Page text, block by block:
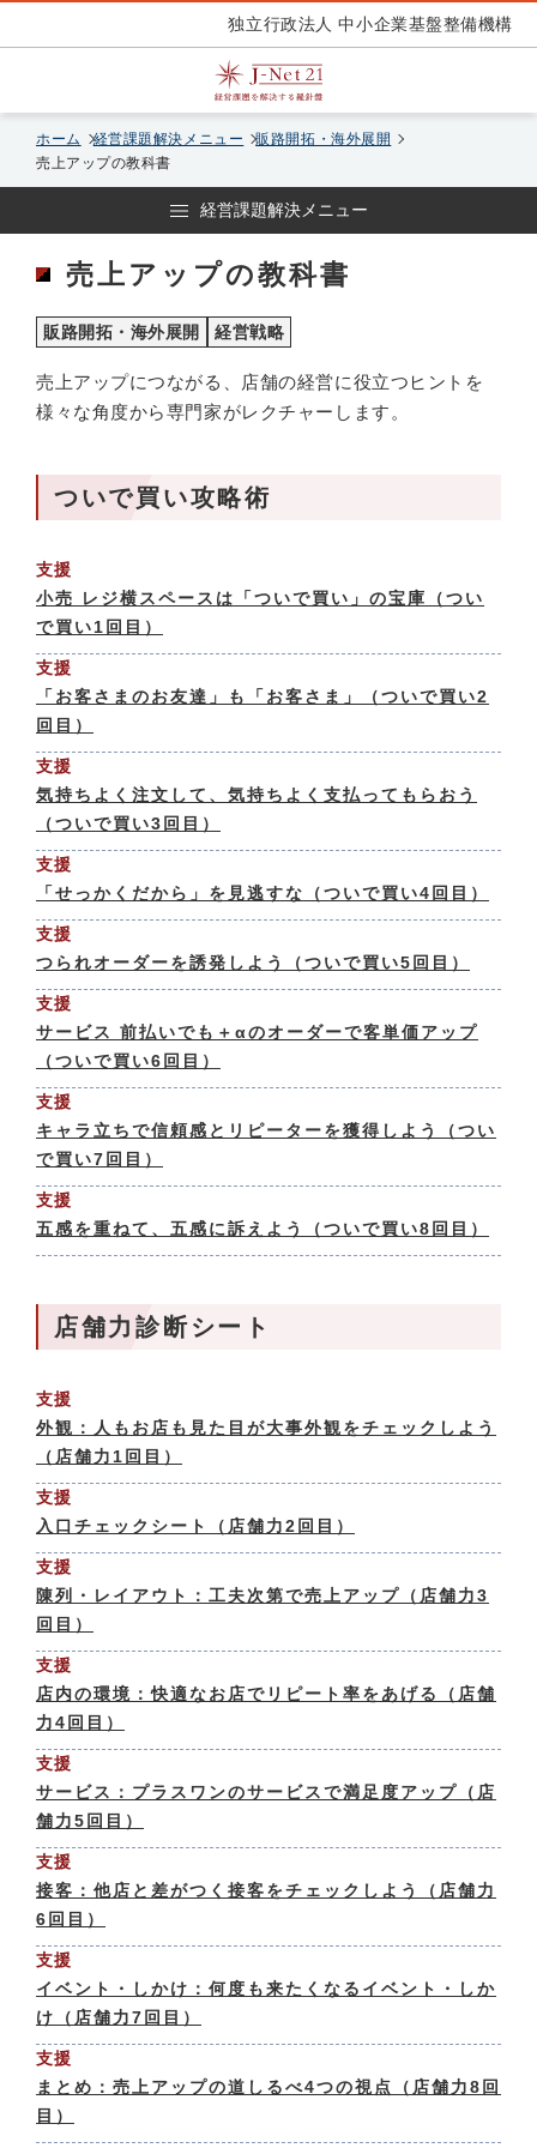
独立行政法人 中小企業基盤整備機構
ホーム 経営課題解決メニュー
販路開拓・海外展開
売上アップの教科書
経営課題解決メニュー
売上アップの教科書
販路開拓・海外展開 経営戦略
売上アップにつながる、店舗の経営に役立つヒントを
様々な角度から専門家がレクチャーします。
ついで買い攻略術
支援
小売 レジ横スペースは「ついで買い」の宝庫（つい
で買い1回目）
支援
「お客さまのお友達」も「お客さま」（ついで買い2
回目）
支援
気持ちよく注文して、気持ちよく支払ってもらおう
（ついで買い3回目）
支援
「せっかくだから」を見逃すな（ついで買い4回目）
支援
つられオーダーを誘発しよう（ついで買い5回目）
支援
サービス 前払いでも＋αのオーダーで客単価アップ
（ついで買い6回目）
支援
キャラ立ちで信頼感とリピーターを獲得しよう（つい
で買い7回目）
支援
五感を重ねて、五感に訴えよう（ついで買い8回目）
店舗力診断シート
支援
外観：人もお店も見た目が大事外観をチェックしよう
（店舗力1回目）
支援
入口チェックシート（店舗力2回目）
支援
陳列・レイアウト：工夫次第で売上アップ（店舗力3
回目）
支援
店内の環境：快適なお店でリピート率をあげる（店舗
力4回目）
支援
サービス：プラスワンのサービスで満足度アップ（店
舗力5回目）
支援
接客：他店と差がつく接客をチェックしよう（店舗力
6回目）
支援
イベント・しかけ：何度も来たくなるイベント・しか
け（店舗力7回目）
支援
まとめ：売上アップの道しるべ4つの視点（店舗力8回
目）